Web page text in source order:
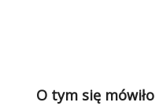
O tym się mówiło